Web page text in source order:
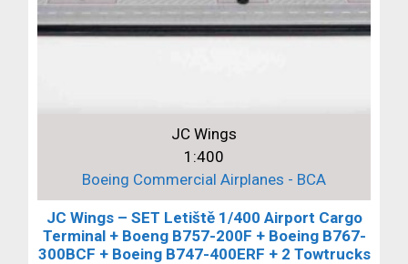
JC Wings
1:400
Boeing Commercial Airplanes - BCA
JC Wings – SET Letiště 1/400 Airport Cargo
Terminal + Boeng B757-200F + Boeing B767-
300BCF + Boeing B747-400ERF + 2 Towtrucks